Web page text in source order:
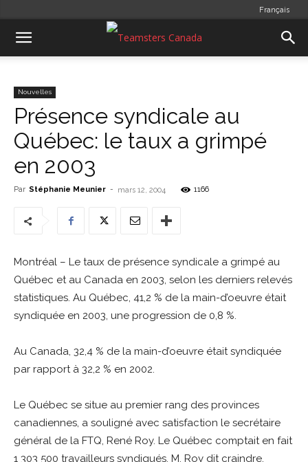
Français
Nouvelles
Présence syndicale au
Québec: le taux a grimpé
en 2003
Par Stéphanie Meunier - mars 12, 2004 1166
Montréal – Le taux de présence syndicale a grimpé au
Québec et au Canada en 2003, selon les derniers relevés
statistiques. Au Québec, 41,2 % de la main-d’oeuvre était
syndiquée en 2003, une progression de 0,8 %.
Au Canada, 32,4 % de la main-d’oeuvre était syndiquée
par rapport à 32,2 % en 2002.
Le Québec se situe au premier rang des provinces
canadiennes, a souligné avec satisfaction le secrétaire
général de la FTQ, René Roy. Le Québec comptait en fait
1 303 500 travailleurs syndiqués. M. Roy dit craindre,